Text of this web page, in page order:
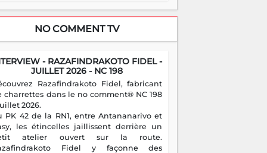
NO COMMENT TV
- RAZAFINDRAKOTO FIDEL -
JUILLET 2026 - NC 198
Razafindrakoto Fidel, fabricant
charrettes dans le no comment® NC 198
2026.
PK 42 de la RN1, entre Antananarivo et
les étincelles jaillissent derrière un
atelier ouvert sur la route.
Fidel y façonne des